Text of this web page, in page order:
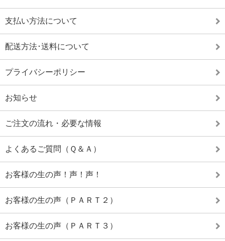
支払い方法について
配送方法･送料について
プライバシーポリシー
お知らせ
ご注文の流れ・必要な情報
よくあるご質問（Ｑ＆Ａ）
お客様の生の声！声！声！
お客様の生の声（ＰＡＲＴ２）
お客様の生の声（ＰＡＲＴ３）